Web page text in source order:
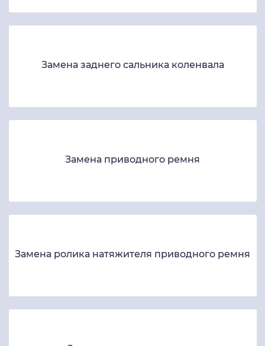
Замена заднего сальника коленвала
Замена приводного ремня
Замена ролика натяжителя приводного ремня